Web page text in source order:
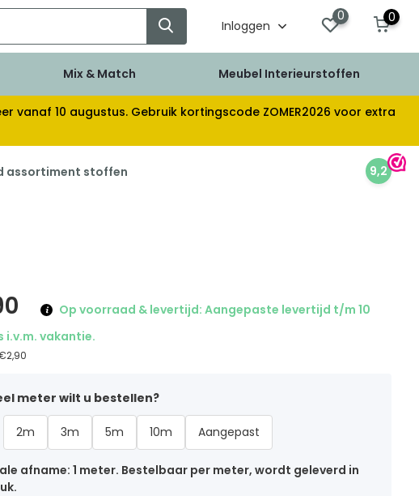
Inloggen
0 0
Mix & Match Meubel Interieurstoffen
vanaf 10 augustus. Gebruik kortingscode ZOMER2026 voor extra
assortiment stoffen 9,2
Op voorraad & levertijd: Aangepaste levertijd t/m 10
i.v.m. vakantie.
meter wilt u bestellen?
2m 3m 5m 10m Aangepast
afname: 1 meter. Bestelbaar per meter, wordt geleverd in